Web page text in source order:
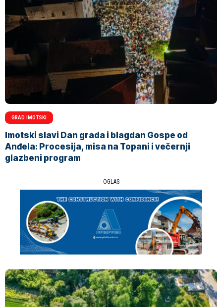
GRAD IMOTSKI
Imotski slavi Dan grada i blagdan Gospe od
Anđela: Procesija, misa na Topani i večernji
glazbeni program
- OGLAS -